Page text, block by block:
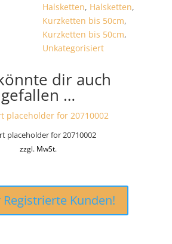
Halsketten, Halsketten,
Kurzketten bis 50cm,
Kurzketten bis 50cm,
Unkategorisiert
dir auch
gefallen …
placeholder for 20710002
zzgl. MwSt.
Kunden!